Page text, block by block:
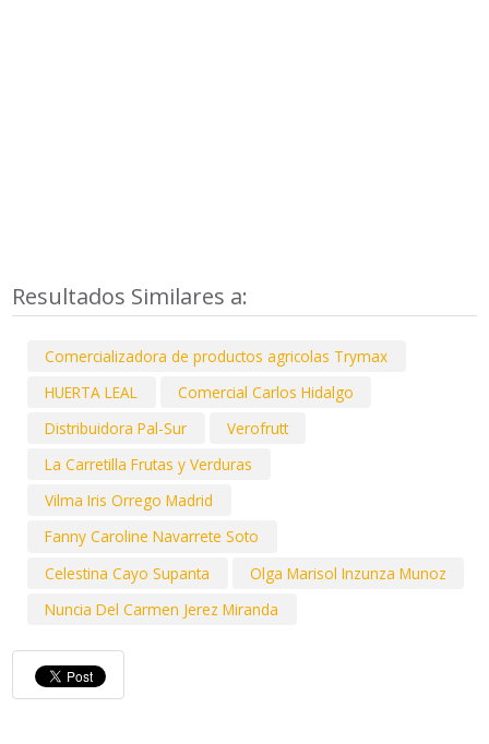
Resultados Similares a:
Comercializadora de productos agricolas Trymax
HUERTA LEAL
Comercial Carlos Hidalgo
Distribuidora Pal-Sur
Verofrutt
La Carretilla Frutas y Verduras
Vilma Iris Orrego Madrid
Fanny Caroline Navarrete Soto
Celestina Cayo Supanta
Olga Marisol Inzunza Munoz
Nuncia Del Carmen Jerez Miranda